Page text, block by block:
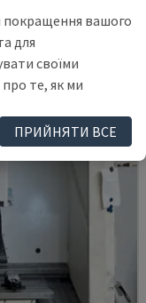
вашого
для
своїми
те, як ми
ПРИЙНЯТИ ВСЕ